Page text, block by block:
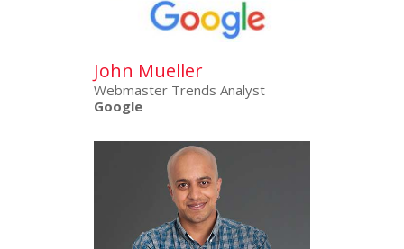
John Mueller
Webmaster Trends Analyst
Google